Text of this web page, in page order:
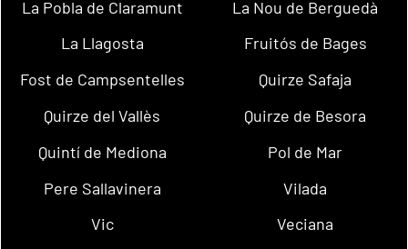
La Pobla de Claramunt
La Nou de Berguedà
La Llagosta
Fruitós de Bages
Fost de Campsentelles
Quirze Safaja
Quirze del Vallès
Quirze de Besora
Quintí de Mediona
Pol de Mar
Pere Sallavinera
Vilada
Vic
Veciana